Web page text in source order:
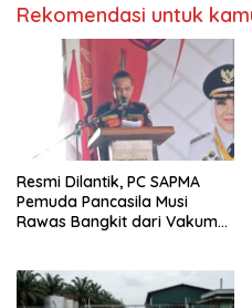
Rekomendasi untuk
Resmi Dilantik, PC SAPMA
Pemuda Pancasila Musi
Rawas Bangkit dari Vakum